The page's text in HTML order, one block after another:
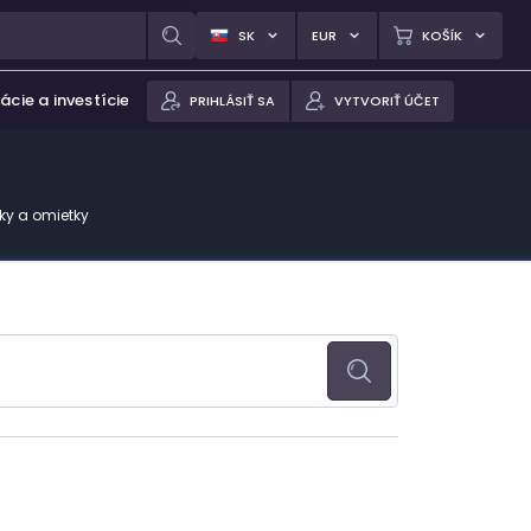
SK EUR KOŠÍK
a investície PRIHLÁSIŤ SA VYTVORIŤ ÚČET
a omietky